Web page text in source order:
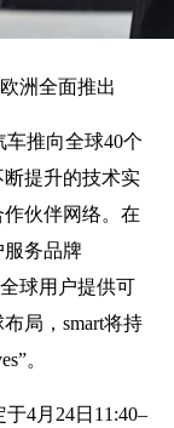
洲全面推出
车推向全球40个
提升的技术实
伙伴网络。在
服务品牌
球用户提供可
局，smart将持
。
4月24日11:40–